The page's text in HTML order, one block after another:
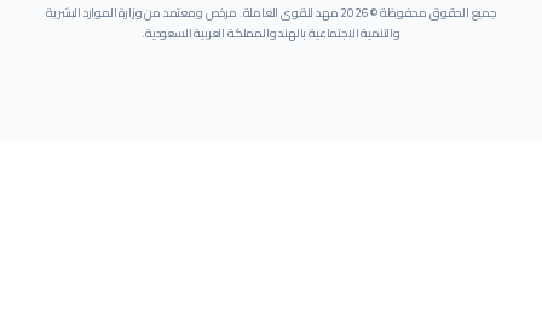
جميع الحقوق محفوظة ©2026مهد للقوى العاملة. مرخص ومعتمد من وزارة الموارد البشرية
والتنمية الاجتماعية بالهند والمملكة العربية السعودية.